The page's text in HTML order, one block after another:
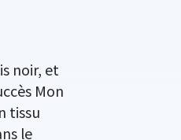
noir, et
Mon
tissu
le